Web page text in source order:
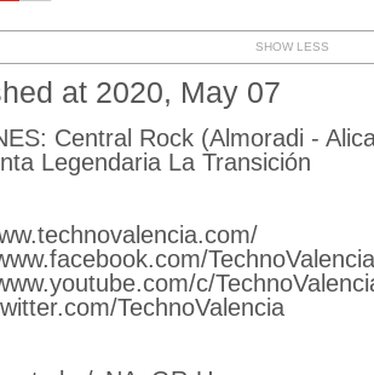
SHOW LESS
at 2020, May 07
Central Rock (Almoradi -
Legendaria La Transición
c/
TechnoValencia